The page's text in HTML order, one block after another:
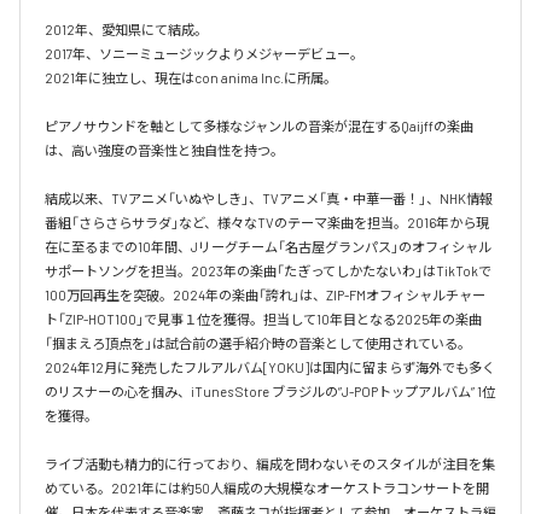
2012年、愛知県にて結成。
2017年、ソニーミュージックよりメジャーデビュー。
2021年に独立し、現在はcon anima Inc.に所属。
ピアノサウンドを軸として多様なジャンルの音楽が混在するQaijffの楽曲
は、高い強度の音楽性と独自性を持つ。
結成以来、TVアニメ「いぬやしき」、TVアニメ「真・中華一番！」、NHK情報
番組「さらさらサラダ」など、様々なTVのテーマ楽曲を担当。2016年から現
在に至るまでの10年間、Jリーグチーム「名古屋グランパス」のオフィシャル
サポートソングを担当。2023年の楽曲「たぎってしかたないわ」はTikTokで
100万回再生を突破。2024年の楽曲「誇れ」は、ZIP-FMオフィシャルチャー
ト「ZIP-HOT100」で見事１位を獲得。担当して10年目となる2025年の楽曲
「掴まえろ頂点を」は試合前の選手紹介時の音楽として使用されている。
2024年12月に発売したフルアルバム[YOKU]は国内に留まらず海外でも多く
のリスナーの心を掴み、iTunes Store ブラジルの”J-POPトップアルバム” 1位
を獲得。
ライブ活動も精力的に行っており、編成を問わないそのスタイルが注目を集
めている。2021年には約50人編成の大規模なオーケストラコンサートを開